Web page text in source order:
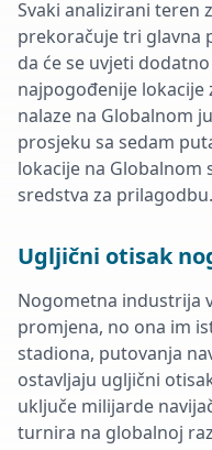
Svaki analizirani teren
prekoračuje tri glavna
da će se uvjeti
najpogođenije lokacije
nalaze na Globalnom
prosjeku sa sedam
lokacije na Globalnom
sredstva za prilagodbu.
Ugljični otisak
Nogometna industrija
promjena, no ona im
stadiona, putovanja
ostavljaju ugljični
uključe milijarde
turnira na globalnoj